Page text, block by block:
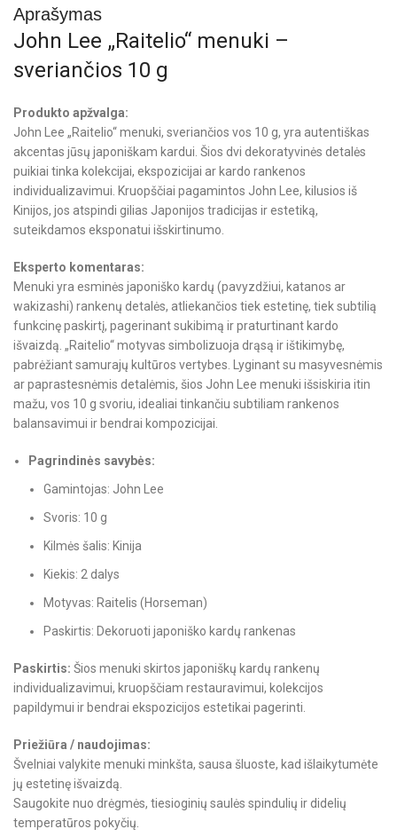
Aprašymas
John Lee „Raitelio“ menuki –
sveriančios 10 g
Produkto apžvalga:
John Lee „Raitelio“ menuki, sveriančios vos 10 g, yra autentiškas
akcentas jūsų japoniškam kardui. Šios dvi dekoratyvinės detalės
puikiai tinka kolekcijai, ekspozicijai ar kardo rankenos
individualizavimui. Kruopščiai pagamintos John Lee, kilusios iš
Kinijos, jos atspindi gilias Japonijos tradicijas ir estetiką,
suteikdamos eksponatui išskirtinumo.
Eksperto komentaras:
Menuki yra esminės japoniško kardų (pavyzdžiui, katanos ar
wakizashi) rankenų detalės, atliekančios tiek estetinę, tiek subtilią
funkcinę paskirtį, pagerinant sukibimą ir praturtinant kardo
išvaizdą. „Raitelio“ motyvas simbolizuoja drąsą ir ištikimybę,
pabrėžiant samurajų kultūros vertybes. Lyginant su masyvesnėmis
ar paprastesnėmis detalėmis, šios John Lee menuki išsiskiria itin
mažu, vos 10 g svoriu, idealiai tinkančiu subtiliam rankenos
balansavimui ir bendrai kompozicijai.
Pagrindinės savybės:
Gamintojas: John Lee
Svoris: 10 g
Kilmės šalis: Kinija
Kiekis: 2 dalys
Motyvas: Raitelis (Horseman)
Paskirtis: Dekoruoti japoniško kardų rankenas
Paskirtis: Šios menuki skirtos japoniškų kardų rankenų
individualizavimui, kruopščiam restauravimui, kolekcijos
papildymui ir bendrai ekspozicijos estetikai pagerinti.
Priežiūra / naudojimas:
Švelniai valykite menuki minkšta, sausa šluoste, kad išlaikytumėte
jų estetinę išvaizdą.
Saugokite nuo drėgmės, tiesioginių saulės spindulių ir didelių
temperatūros pokyčių.